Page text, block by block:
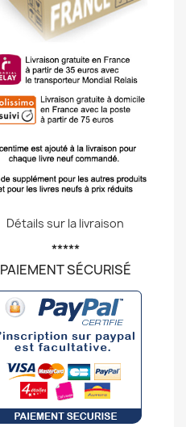
Détails sur la livraison
*****
PAIEMENT SÉCURISÉ